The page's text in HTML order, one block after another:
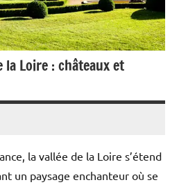
la Loire : châteaux et
la vallée de la Loire s’étend
un paysage enchanteur où se